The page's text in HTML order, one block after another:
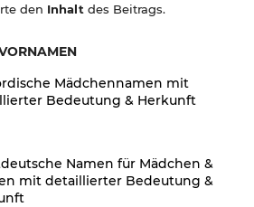
den Inhalt des Beitrags.
Mädchennamen mit
Bedeutung & Herkunft
Namen für Mädchen &
mit detaillierter Bedeutung &